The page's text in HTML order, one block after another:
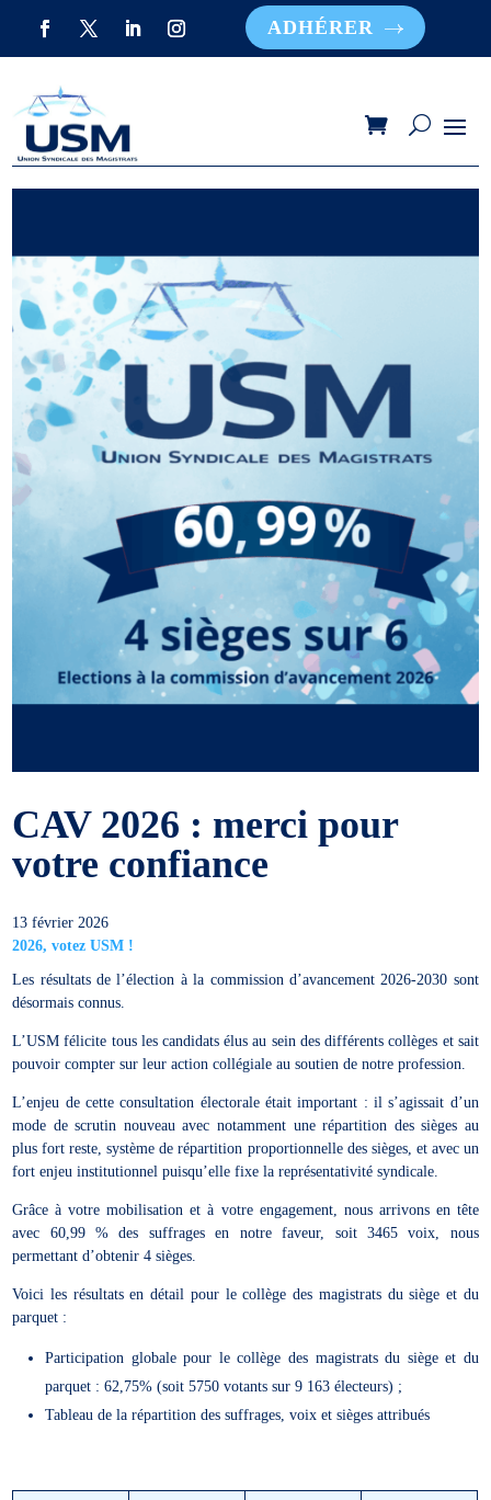
ADHÉRER
CAV 2026 : merci pour
votre confiance
13 février 2026
2026, votez USM !
Les résultats de l’élection à la commission d’avancement 2026-2030 sont
désormais connus.
L’USM félicite tous les candidats élus au sein des différents collèges et sait
pouvoir compter sur leur action collégiale au soutien de notre profession.
L’enjeu de cette consultation électorale était important : il s’agissait d’un
mode de scrutin nouveau avec notamment une répartition des sièges au
plus fort reste, système de répartition proportionnelle des sièges, et avec un
fort enjeu institutionnel puisqu’elle fixe la représentativité syndicale.
Grâce à votre mobilisation et à votre engagement, nous arrivons en tête
avec 60,99 % des suffrages en notre faveur, soit 3465 voix, nous
permettant d’obtenir 4 sièges.
Voici les résultats en détail pour le collège des magistrats du siège et du
parquet :
Participation globale pour le collège des magistrats du siège et du
parquet : 62,75% (soit 5750 votants sur 9 163 électeurs) ;
Tableau de la répartition des suffrages, voix et sièges attribués